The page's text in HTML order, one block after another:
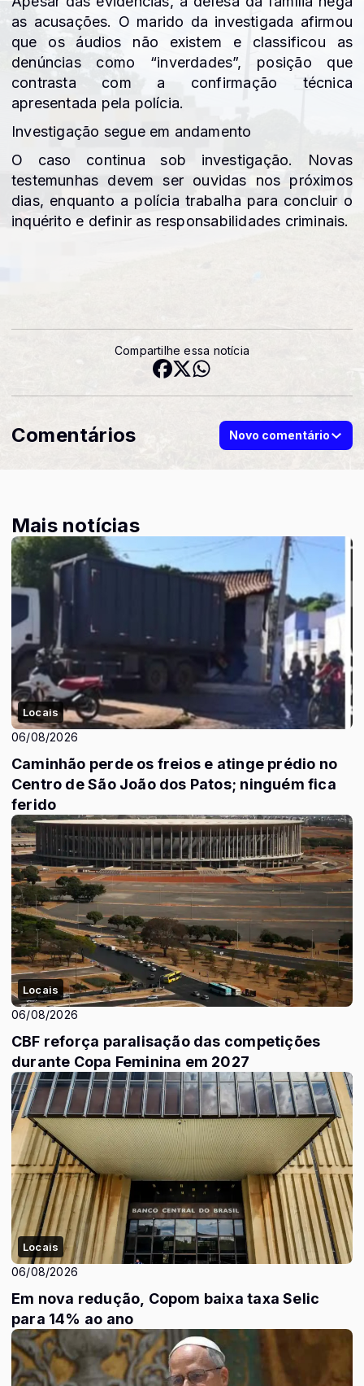
as acusações. O marido da investigada afirmou
que os áudios não existem e classificou as
denúncias como “inverdades”, posição que
contrasta com a confirmação técnica
apresentada pela polícia.
Investigação segue em andamento
O caso continua sob investigação. Novas
testemunhas devem ser ouvidas nos próximos
dias, enquanto a polícia trabalha para concluir o
inquérito e definir as responsabilidades criminais.
Compartilhe essa notícia
Comentários Novo comentário
Mais notícias
Locais
06/08/2026
Caminhão perde os freios e atinge prédio no
Centro de São João dos Patos; ninguém fica
ferido
Locais
06/08/2026
CBF reforça paralisação das competições
durante Copa Feminina em 2027
Locais
06/08/2026
Em nova redução, Copom baixa taxa Selic
para 14% ao ano